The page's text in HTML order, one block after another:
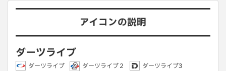
アイコンの説明
ダーツライブ
ダーツライブ ダーツライブ２ ダーツライブ3